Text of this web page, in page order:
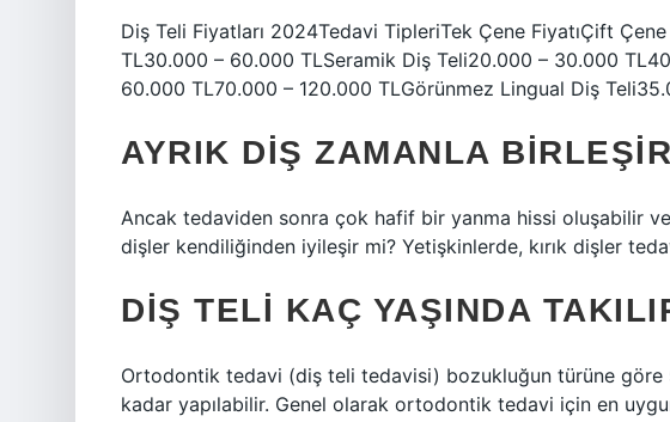
Diş Teli Fiyatları 2024Tedavi TipleriTek Çene FiyatıÇift
TL30.000 – 60.000 TLSeramik Diş Teli20.000 – 30.000
60.000 TL70.000 – 120.000 TLGörünmez Lingual Diş
AYRIK DIŞ ZAMANLA
Ancak tedaviden sonra çok hafif bir yanma hissi oluşabilir
dişler kendiliğinden iyileşir mi? Yetişkinlerde, kırık dişler
DIŞ TELI KAÇ YAŞINDA
Ortodontik tedavi (diş teli tedavisi) bozukluğun türüne göre
kadar yapılabilir. Genel olarak ortodontik tedavi için en